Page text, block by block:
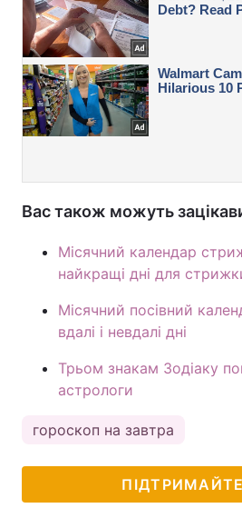
Вас також можуть
Місячний календар
найкращі дні для
Місячний посівний
вдалі і невдалі дні
Трьом знакам Зодіаку
астрологи
гороскоп на завтра